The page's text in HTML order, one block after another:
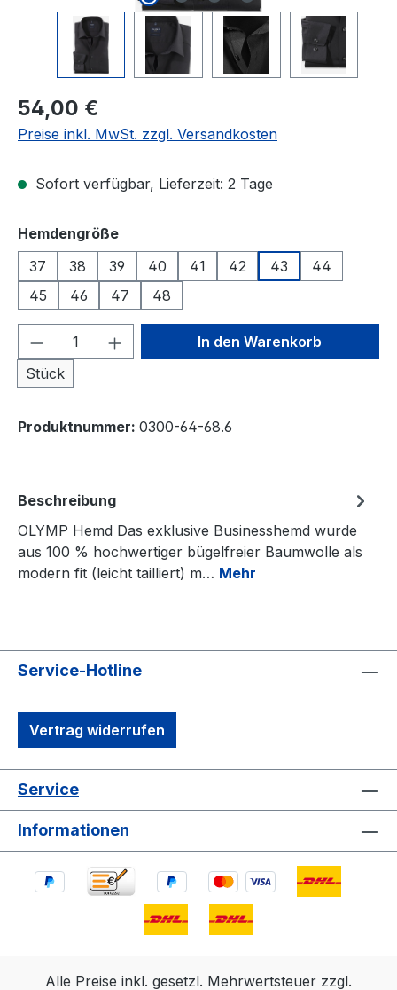
Regulärer Preis:
54,00 €
Preise inkl. MwSt. zzgl. Versandkosten
Sofort verfügbar, Lieferzeit: 2 Tage
Hemdengrößeauswählen
37
38 39 40 41 42 43
44
45
46 47 48
Produkt Anzahl: Gib den
Stück
In den Warenkorb
Produktnummer: 0300-64-68.6
Beschreibung
OLYMP Hemd Das exklusive Businesshemd wurde
aus 100 % hochwertiger bügelfreier Baumwolle als
modern fit (leicht tailliert) m… Mehr
Service-Hotline
Vertrag widerrufen
Service
Informationen
Alle Preise inkl. gesetzl. Mehrwertsteuer zzgl.